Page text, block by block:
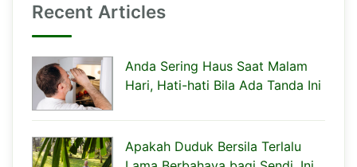
Recent Articles
Anda Sering Haus Saat Malam
Hari, Hati-hati Bila Ada Tanda Ini
Apakah Duduk Bersila Terlalu